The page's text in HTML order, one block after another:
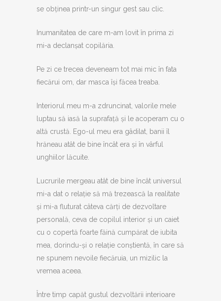
se obținea printr-un singur gest sau clic.
Inumanitatea de care m-am lovit în prima zi
mi-a declanșat copilăria.
Pe zi ce trecea deveneam tot mai mic în fata
fiecărui om, dar masca își făcea treaba.
Interiorul meu m-a zdruncinat, valorile mele
luptau să iasă la suprafață și le acoperam cu o
altă crustă. Ego-ul meu era gâdilat, banii îl
hrăneau atât de bine încât era și în vârful
unghiilor lăcuite.
Lucrurile mergeau atât de bine încât universul
mi-a dat o relație să mă trezească la realitate
și mi-a fluturat câteva cărți de dezvoltare
personală, ceva de copilul interior și un caiet
cu o copertă foarte făină cumpărat de iubita
mea, dorindu-și o relație conștientă, în care să
ne spunem nevoile fiecăruia, un mizilic la
vremea aceea.
Între timp capăt gustul dezvoltării interioare